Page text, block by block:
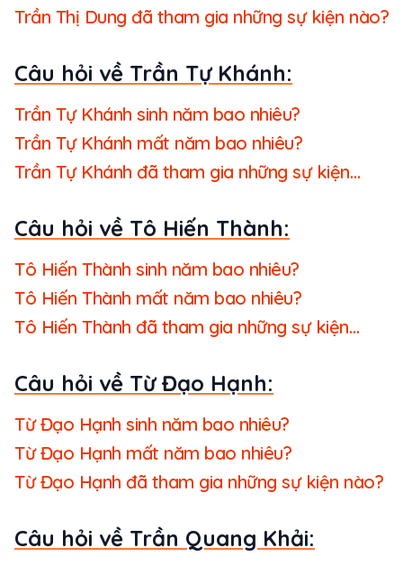
Trần Thị Dung đã tham gia những sự kiện nào?
Câu hỏi về Trần Tự Khánh:
Trần Tự Khánh sinh năm bao nhiêu?
Trần Tự Khánh mất năm bao nhiêu?
Trần Tự Khánh đã tham gia những sự kiện
Câu hỏi về Tô Hiến Thành:
Tô Hiến Thành sinh năm bao nhiêu?
Tô Hiến Thành mất năm bao nhiêu?
Tô Hiến Thành đã tham gia những sự kiện
Câu hỏi về Từ Đạo Hạnh:
Từ Đạo Hạnh sinh năm bao nhiêu?
Từ Đạo Hạnh mất năm bao nhiêu?
Từ Đạo Hạnh đã tham gia những sự kiện nào?
Câu hỏi về Trần Quang Khải: